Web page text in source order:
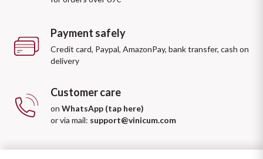
Payment safely
Credit card, Paypal, AmazonPay, bank transfer, cash on
delivery
Customer care
on WhatsApp (tap here)
or via mail: support@vinicum.com